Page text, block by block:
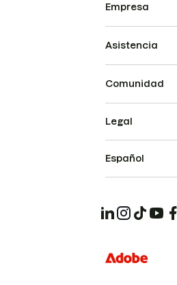
Empresa
Asistencia
Comunidad
Legal
Español